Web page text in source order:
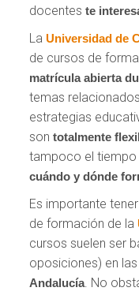
docentes te
LaUniversidad de
de cursos de
matrícula abierta
temas
estrategias
sontotalmente
tampoco el tiempo
cuándo y dónde
Es importante
de formación de la
cursos suelen ser
oposiciones) en
Andalucía. No